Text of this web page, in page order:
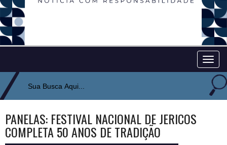
PANELAS: FESTIVAL NACIONAL DE JERICOS
COMPLETA 50 ANOS DE TRADIÇÃO